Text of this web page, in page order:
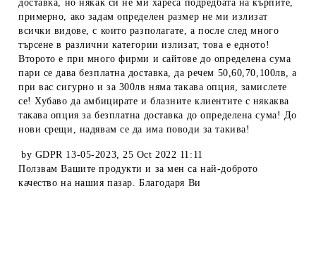
доставка, но някак си не ми хареса подредбата на кърпите,
примерно, ако задам определен размер не ми излизат
всички видове, с които разполагате, а после след много
търсене в различни категории излизат, това е едното!
Второто е при много фирми и сайтове до определена сума
пари се дава безплатна доставка, да речем 50,60,70,100лв, а
при вас сигурно и за 300лв няма такава опция, замислете
се! Хубаво да амбицирате и блазните клиентите с някаква
такава опция за безплатна доставка до определена сума! До
нови срещи, надявам се да има поводи за такива!
by GDPR 13-05-2023,25 Oct 2022 11:11
Ползвам Вашите продукти и за мен са най-доброто
качество на нашия пазар. Благодаря Ви